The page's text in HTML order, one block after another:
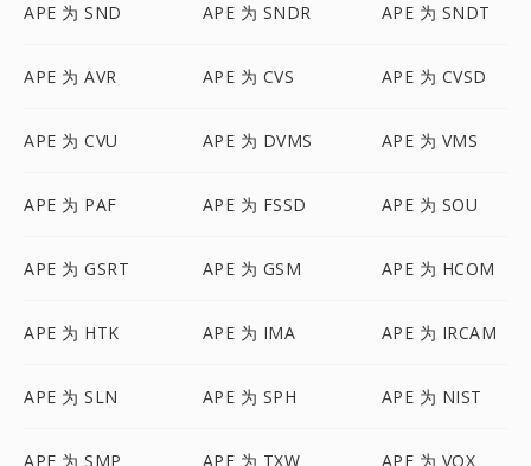
APE 为 SND APE 为 SNDR APE 为 SNDT
APE 为 AVR APE 为 CVS APE 为 CVSD
APE 为 CVU APE 为 DVMS APE 为 VMS
APE 为 PAF APE 为 FSSD APE 为 SOU
APE 为 GSRT APE 为 GSM APE 为 HCOM
APE 为 HTK APE 为 IMA APE 为 IRCAM
APE 为 SLN APE 为 SPH APE 为 NIST
APE 为 SMP APE 为 TXW APE 为 VOX